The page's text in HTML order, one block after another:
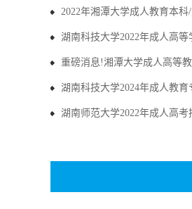
2022年湘潭大学成人教育本科/
湖南科技大学2022年成人高
重磅消息!湘潭大学成人高等教
湖南科技大学2024年成人教
湖南师范大学2022年成人高考